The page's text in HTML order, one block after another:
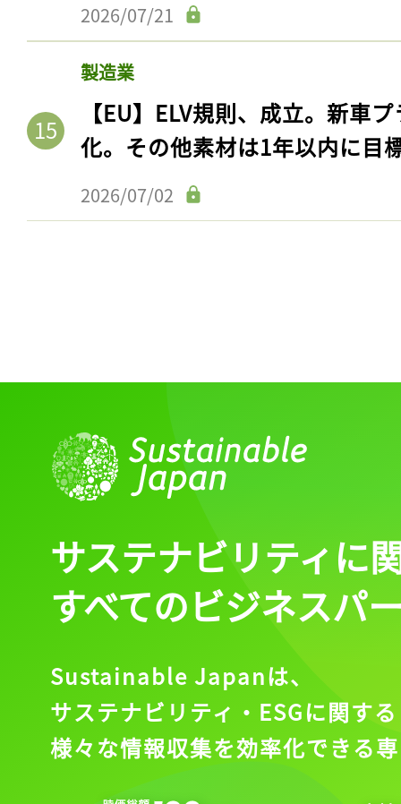
2026/07/21
製造業
【EU】ELV規則、成立。新車
化。その他素材は1年以内に目
2026/07/02
ログイン
会員登録
サステナビリティに
すべてのビジネスパ
Sustainable Japanは、
サステナビリティ・ESGに関する
様々な情報収集を効率化できる